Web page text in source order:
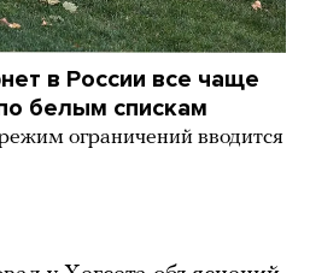
в России все чаще
белым спискам
ограничений вводится